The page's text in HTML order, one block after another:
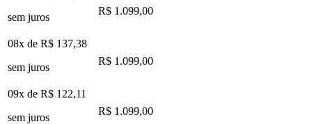
sem juros
R$ 1.099,00
08x de R$ 137,38
sem juros
R$ 1.099,00
09x de R$ 122,11
sem juros
R$ 1.099,00